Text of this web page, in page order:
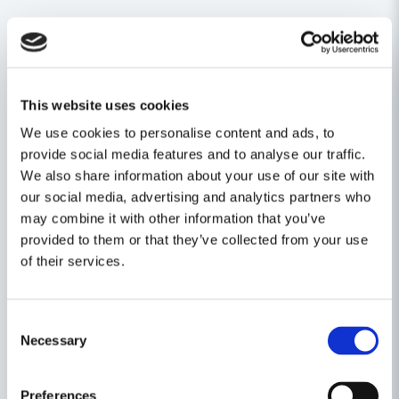
This website uses cookies
We use cookies to personalise content and ads, to
provide social media features and to analyse our traffic.
We also share information about your use of our site with
our social media, advertising and analytics partners who
may combine it with other information that you’ve
provided to them or that they’ve collected from your use
of their services.
Selection
Necessary
Preferences
Tekniska data
Verktyg Ø 80 mm
Verktygsfäste 2 x M5
Anslutning dammutsug Ø 36 mm
Vikt 3,2 kg
Levereras med
Utsugskåpa
RG 80 ingår. (Värde cirka 2000:- inkl moms)